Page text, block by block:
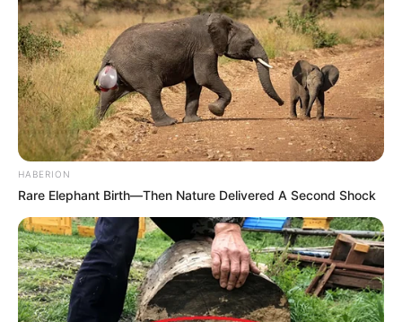
HABERION
Rare Elephant Birth—Then Nature Delivered A Second Shock